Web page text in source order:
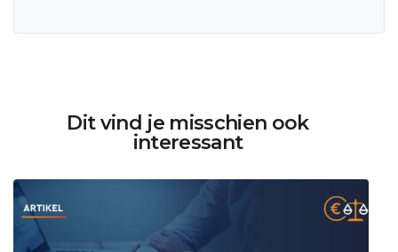
Dit vind je misschien ook
interessant